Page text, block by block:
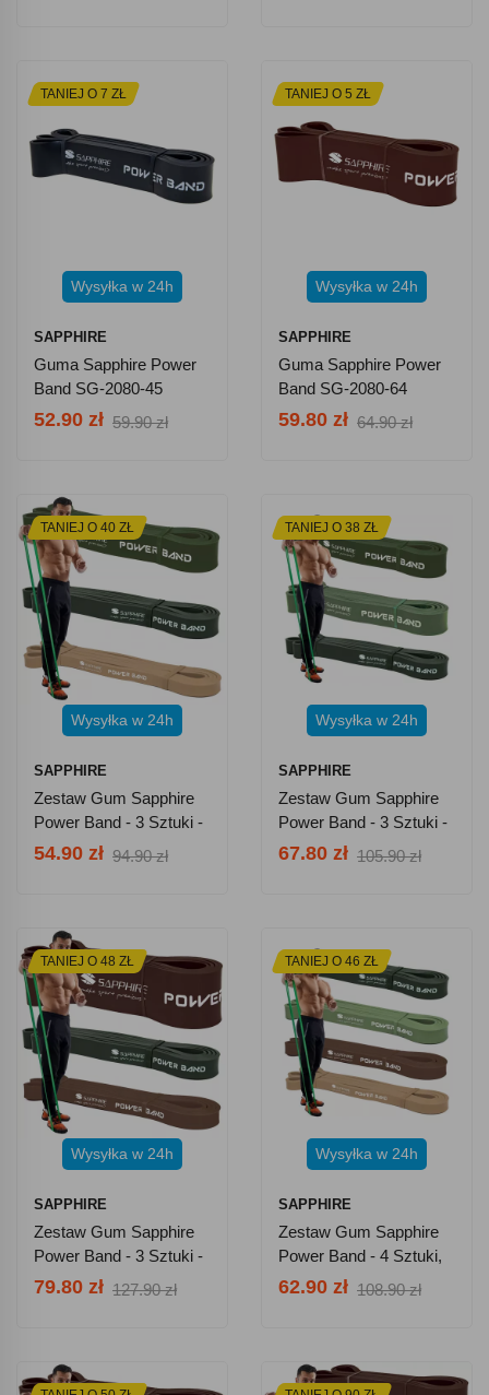
TANIEJ O 7 ZŁ
Wysyłka w 24h
SAPPHIRE
Guma Sapphire Power
Band SG-2080-45
52.90 zł 59.90 zł
TANIEJ O 5 ZŁ
Wysyłka w 24h
SAPPHIRE
Guma Sapphire Power
Band SG-2080-64
59.80 zł 64.90 zł
TANIEJ O 40 ZŁ
Wysyłka w 24h
SAPPHIRE
Zestaw Gum Sapphire
Power Band - 3 Sztuki -
Początkujący
54.90 zł 94.90 zł
TANIEJ O 38 ZŁ
Wysyłka w 24h
SAPPHIRE
Zestaw Gum Sapphire
Power Band - 3 Sztuki -
Optymalny
67.80 zł 105.90 zł
TANIEJ O 48 ZŁ
Wysyłka w 24h
SAPPHIRE
Zestaw Gum Sapphire
Power Band - 3 Sztuki -
Zaawansowany
79.80 zł 127.90 zł
TANIEJ O 46 ZŁ
Wysyłka w 24h
SAPPHIRE
Zestaw Gum Sapphire
Power Band - 4 Sztuki,
Pakiet EASY
62.90 zł 108.90 zł